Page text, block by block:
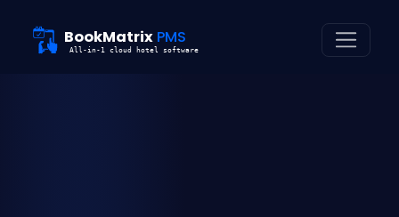
BookMatrix PMS
All-in-1 cloud hotel software